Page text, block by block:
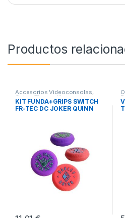
Productos
Accesorios Videoconsolas,
Ocio y Tiempo libre,
Videoconsolas
KIT FUNDA+GRIPS SWITCH
FR-TEC DC JOKER QUINN